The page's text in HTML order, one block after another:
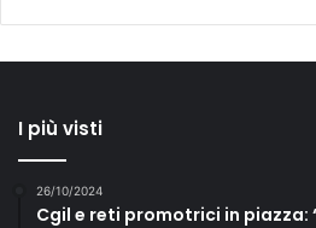
I più visti
26/10/2024
Cgil e reti promotrici in piazza: